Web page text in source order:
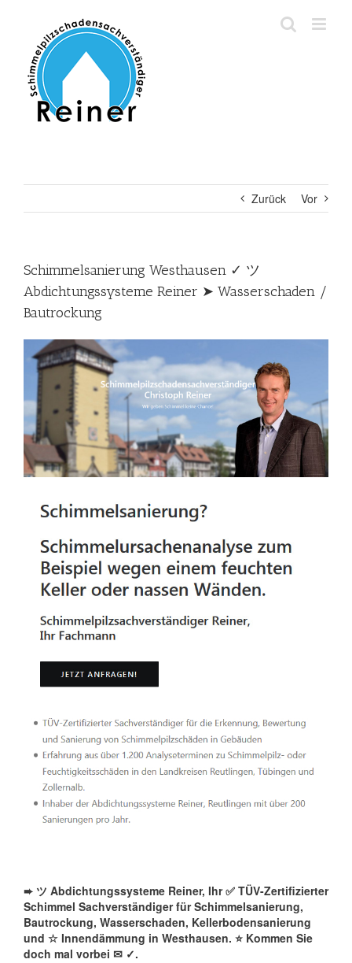
springen
Zurück Vor
Schimmelsanierung Westhausen ✓ ツ
Abdichtungssysteme Reiner ➤ Wasserschaden /
Bautrockung
➨ ツ Abdichtungssysteme Reiner, Ihr ✅ TÜV-Zertifizierter
Schimmel Sachverständiger für Schimmelsanierung,
Bautrockung, Wasserschaden, Kellerbodensanierung
und ☆ Innendämmung in Westhausen. ⭐ Kommen Sie
doch mal vorbei ✉ ✓️.